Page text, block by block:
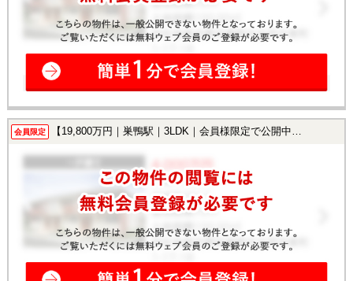
会員限定 【19,800万円｜巣鴨駅｜3LDK｜会員様限定で公開中！】